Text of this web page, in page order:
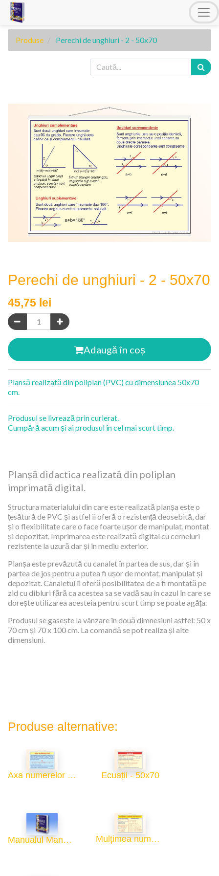
Produse Perechi de unghiuri - 2 - 50x70
Perechi de unghiuri - 2 - 50x70
45,75 lei
Adaugă în coș
Plansă realizată din poliplan (PVC) cu dimensiunea 50x70
cm.
Produsul se livrează prin curierat.
Cumpără acum și ai produsul în cel mai scurt timp.
Planșă didactica realizată din poliplan
imprimată digital.
Structura materialului din care este realizată planșa este o
țesătură de PVC și astfel ii oferă o rezistență deosebită, dar
și o flexibilitate care o face foarte ușor de manipulat, montat
și depozitat. Imprimarea este realizată digital cu cerneluri
rezistente la uzură dar și în mediu exterior.
Planșa este prevăzută cu canalet în partea de sus, dar și în
partea de jos pentru a putea fi ușor de montat, manipulat și
depozitat. Canaletul îi oferă posibilitatea de a fi montată pe
zid cu dibluri fără ca acestea sa se vadă sau în cazul în care se
dorește utilizarea acesteia pentru scurt timp se poate agăța.
Produsul se gasește la vânzare în două dimnesiuni astfel: 50 x
70 cm și 70 x 100 cm. La comandă se pot realiza și alte
dimensiuni.
Produse alternative:
Axa numerelor - 50x70 Ecuații - 50x70
Manualul Manualelor Mulțimea numerelor întregi - 50x70